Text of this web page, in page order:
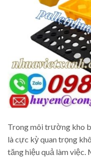
Trong môi trường kho
là cực kỳ quan trọng
tăng hiệu quả làm việc.